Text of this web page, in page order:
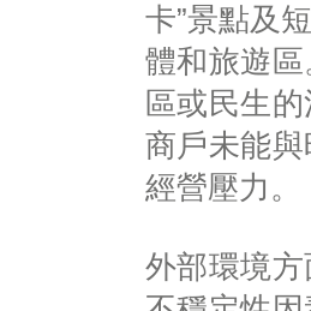
卡”景點及
體和旅遊
區或民生
商戶未能
經營壓力。
外部環境